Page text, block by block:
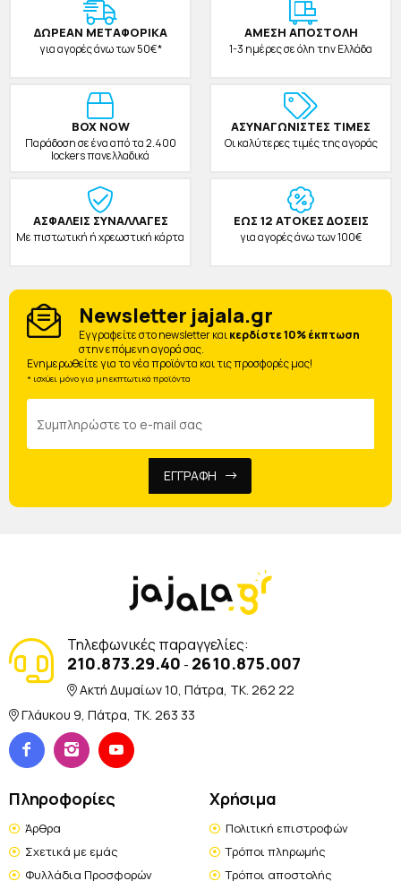
ΔΩΡΕAΝ ΜΕΤΑΦΟΡΙΚΑ
για αγορές άνω των 50€*
ΑΜΕΣΗ ΑΠΟΣΤΟΛΗ
1-3 ημέρες σε όλη την Ελλάδα
BOX NOW
Παράδοση σε ένα από τα 2.400
lockers πανελλαδικά
ΑΣΥΝΑΓΩΝΙΣΤΕΣ ΤΙΜΕΣ
Οι καλύτερες τιμές της αγοράς
ΑΣΦΑΛΕΙΣ ΣΥΝΑΛΛΑΓΕΣ
Με πιστωτική ή χρεωστική κάρτα
ΕΩΣ 12 ΑΤΟΚΕΣ ΔΟΣΕΙΣ
για αγορές άνω των 100€
Newsletter jajala.gr
Eγγραφείτε στο newsletter καικερδίστε 10% έκπτωση
στην επόμενη αγορά σας.
Ενημερωθείτε για τα νέα προϊόντα και τις προσφορές μας!
* ισχύει μόνο για μη εκπτωτικά προϊόντα
ΕΓΓΡΑΦΗ
Τηλεφωνικές παραγγελίες:
210.873.29.40 - 2610.875.007
Ακτή Δυμαίων 10, Πάτρα, TK. 262 22
Γλάυκου 9, Πάτρα, TK. 263 33
Πληροφορίες
Άρθρα
Σχετικά με εμάς
Φυλλάδια Προσφορών
Χρήσιμα
Πολιτική επιστροφών
Τρόποι πληρωμής
Τρόποι αποστολής